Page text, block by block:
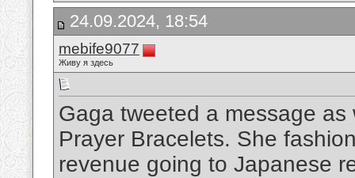
24.09.2024, 18:54
mebife9077
Живу я здесь
Gaga tweeted a message
Prayer Bracelets. She
revenue going to Japanese